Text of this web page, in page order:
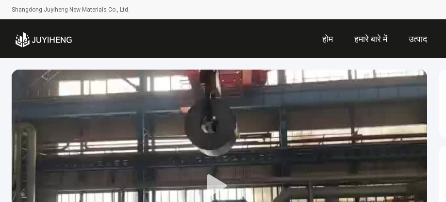
Shangdong Juyiheng New Materials Co., Ltd.
होम हमारे बारे में उत्पाद